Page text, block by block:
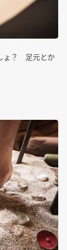
ょ？ 足元とか